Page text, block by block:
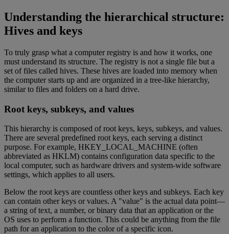
Understanding the hierarchical structure:
Hives and keys
To truly grasp what a computer registry is and how it works, one
must understand its structure. The registry is not a single file but a
set of files called hives. These hives are loaded into memory when
the computer starts up and are organized in a tree-like hierarchy,
similar to files and folders on a hard drive.
Root keys, subkeys, and values
This hierarchy is composed of root keys, keys, subkeys, and values.
There are several predefined root keys, each serving a distinct
purpose. For example, HKEY_LOCAL_MACHINE (often
abbreviated as HKLM) contains configuration data specific to the
local computer, such as hardware drivers and system-wide software
settings, which applies to all users.
Below the root keys are countless other keys and subkeys. Each key
can contain other keys or values. A "value" is the actual data point—
a string of text, a number, or binary data that an application or the
OS uses to perform a function. This could be anything from the file
path for an application to the color of a specific icon.